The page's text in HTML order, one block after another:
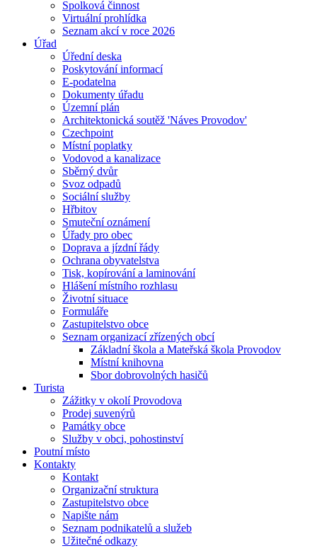
Spolková činnost
Virtuální prohlídka
Seznam akcí v roce 2026
Úřad
Úřední deska
Poskytování informací
E-podatelna
Dokumenty úřadu
Územní plán
Architektonická soutěž 'Náves Provodov'
Czechpoint
Místní poplatky
Vodovod a kanalizace
Sběrný dvůr
Svoz odpadů
Sociální služby
Hřbitov
Smuteční oznámení
Úřady pro obec
Doprava a jízdní řády
Ochrana obyvatelstva
Tisk, kopírování a laminování
Hlášení místního rozhlasu
Životní situace
Formuláře
Zastupitelstvo obce
Seznam organizací zřízených obcí
Základní škola a Mateřská škola Provodov
Místní knihovna
Sbor dobrovolných hasičů
Turista
Zážitky v okolí Provodova
Prodej suvenýrů
Památky obce
Služby v obci, pohostinství
Poutní místo
Kontakty
Kontakt
Organizační struktura
Zastupitelstvo obce
Napište nám
Seznam podnikatelů a služeb
Užitečné odkazy